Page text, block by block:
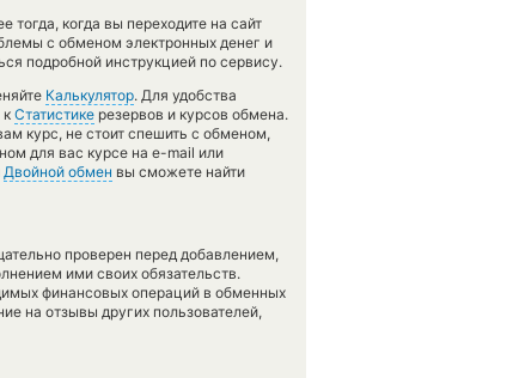
тогда, когда вы переходите на сайт
с обменом электронных денег и
подробной инструкцией по сервису.
Калькулятор. Для удобства
Статистике резервов и курсов обмена.
курс, не стоит спешить с обменом,
для вас курсе на e-mail или
Двойной обмен вы сможете найти
проверен перед добавлением,
ими своих обязательств.
финансовых операций в обменных
на отзывы других пользователей,